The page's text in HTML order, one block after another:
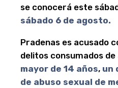
se conocerá este
sábado 6 de agosto.
Pradenas es acusado
delitos consumados de
mayor de 14 años, un
de abuso sexual de